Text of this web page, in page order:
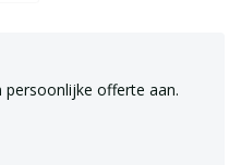
persoonlijke offerte aan.